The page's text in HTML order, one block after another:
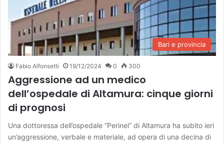
Bari e provincia
Fabio Alfonsetti 19/12/2024 0 300
Aggressione ad un medico
dell’ospedale di Altamura: cinque giorni
di prognosi
Una dottoressa dell’ospedale “Perinei” di Altamura ha subito ieri
un’aggressione, verbale e materiale, ad opera di una decina di